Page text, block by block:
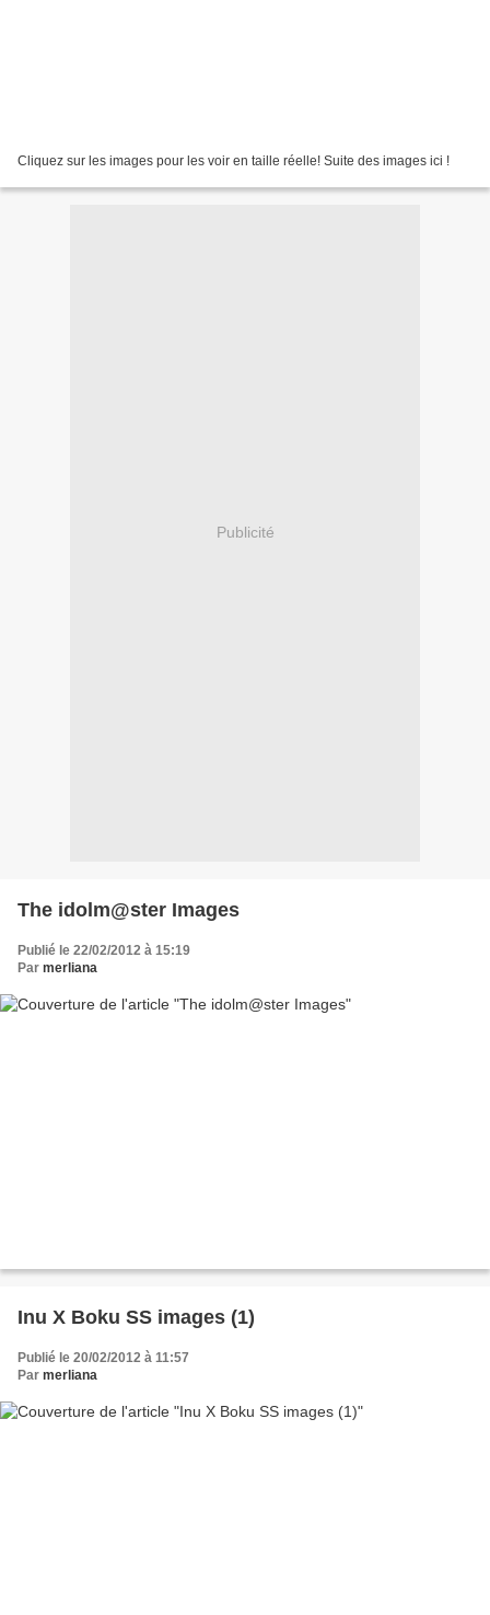
Cliquez sur les images pour les voir en taille réelle! Suite des images ici !
Publicité
The idolm@ster Images
Publié le 22/02/2012 à 15:19
Par merliana
Inu X Boku SS images (1)
Publié le 20/02/2012 à 11:57
Par merliana